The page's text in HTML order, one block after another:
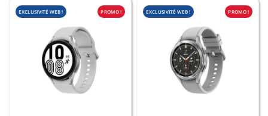
EXCLUSIVITÉ WEB ! PROMO ! EXCLUSIVITÉ WEB ! PROMO !